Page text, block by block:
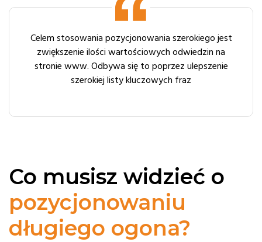
Celem stosowania pozycjonowania szerokiego jest
zwiększenie ilości wartościowych odwiedzin na
stronie www. Odbywa się to poprzez ulepszenie
szerokiej listy kluczowych fraz
Co musisz widzieć o
pozycjonowaniu
długiego ogona?